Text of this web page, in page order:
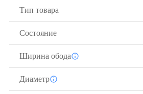
Тип товара
Состояние
Ширина обода
Диаметр